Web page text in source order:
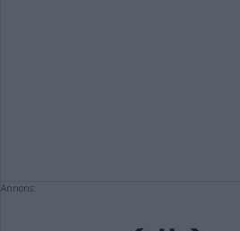
Annons: